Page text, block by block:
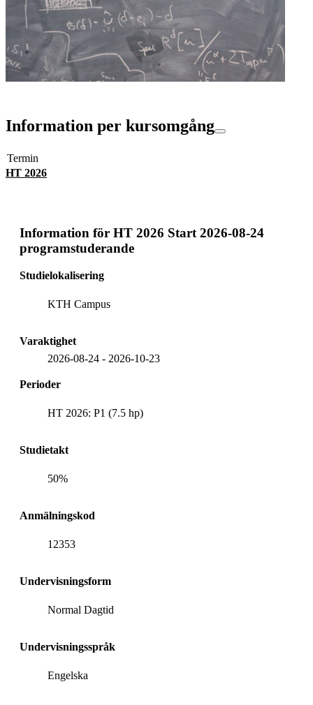
Information per kursomgång
Termin
HT 2026
Information för HT 2026 Start 2026-08-24
programstuderande
Studielokalisering
KTH Campus
Varaktighet
2026-08-24 - 2026-10-23
Perioder
HT 2026: P1 (7.5 hp)
Studietakt
50%
Anmälningskod
12353
Undervisningsform
Normal Dagtid
Undervisningsspråk
Engelska